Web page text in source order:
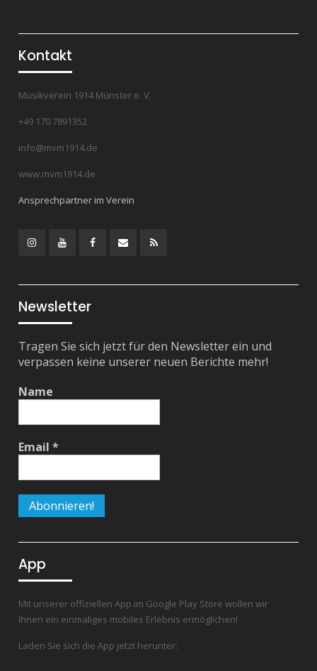
Kontakt
Musikverein 1914 Münster e. V.
+49 170 7891352
info@mvm1914.de
www.mvm1914.de
Ansprechpartner im Verein
Newsletter
Tragen Sie sich jetzt für den Newsletter ein und
verpassen keine unserer neuen Berichte mehr!
Name
Email*
App
Mit unserer offiziellen App im Google Play Store wollen wir
Ihnen ein einmaliges mobiles Erlebnis ermöglichen!
Laden Sie sich die App jetzt herunter: